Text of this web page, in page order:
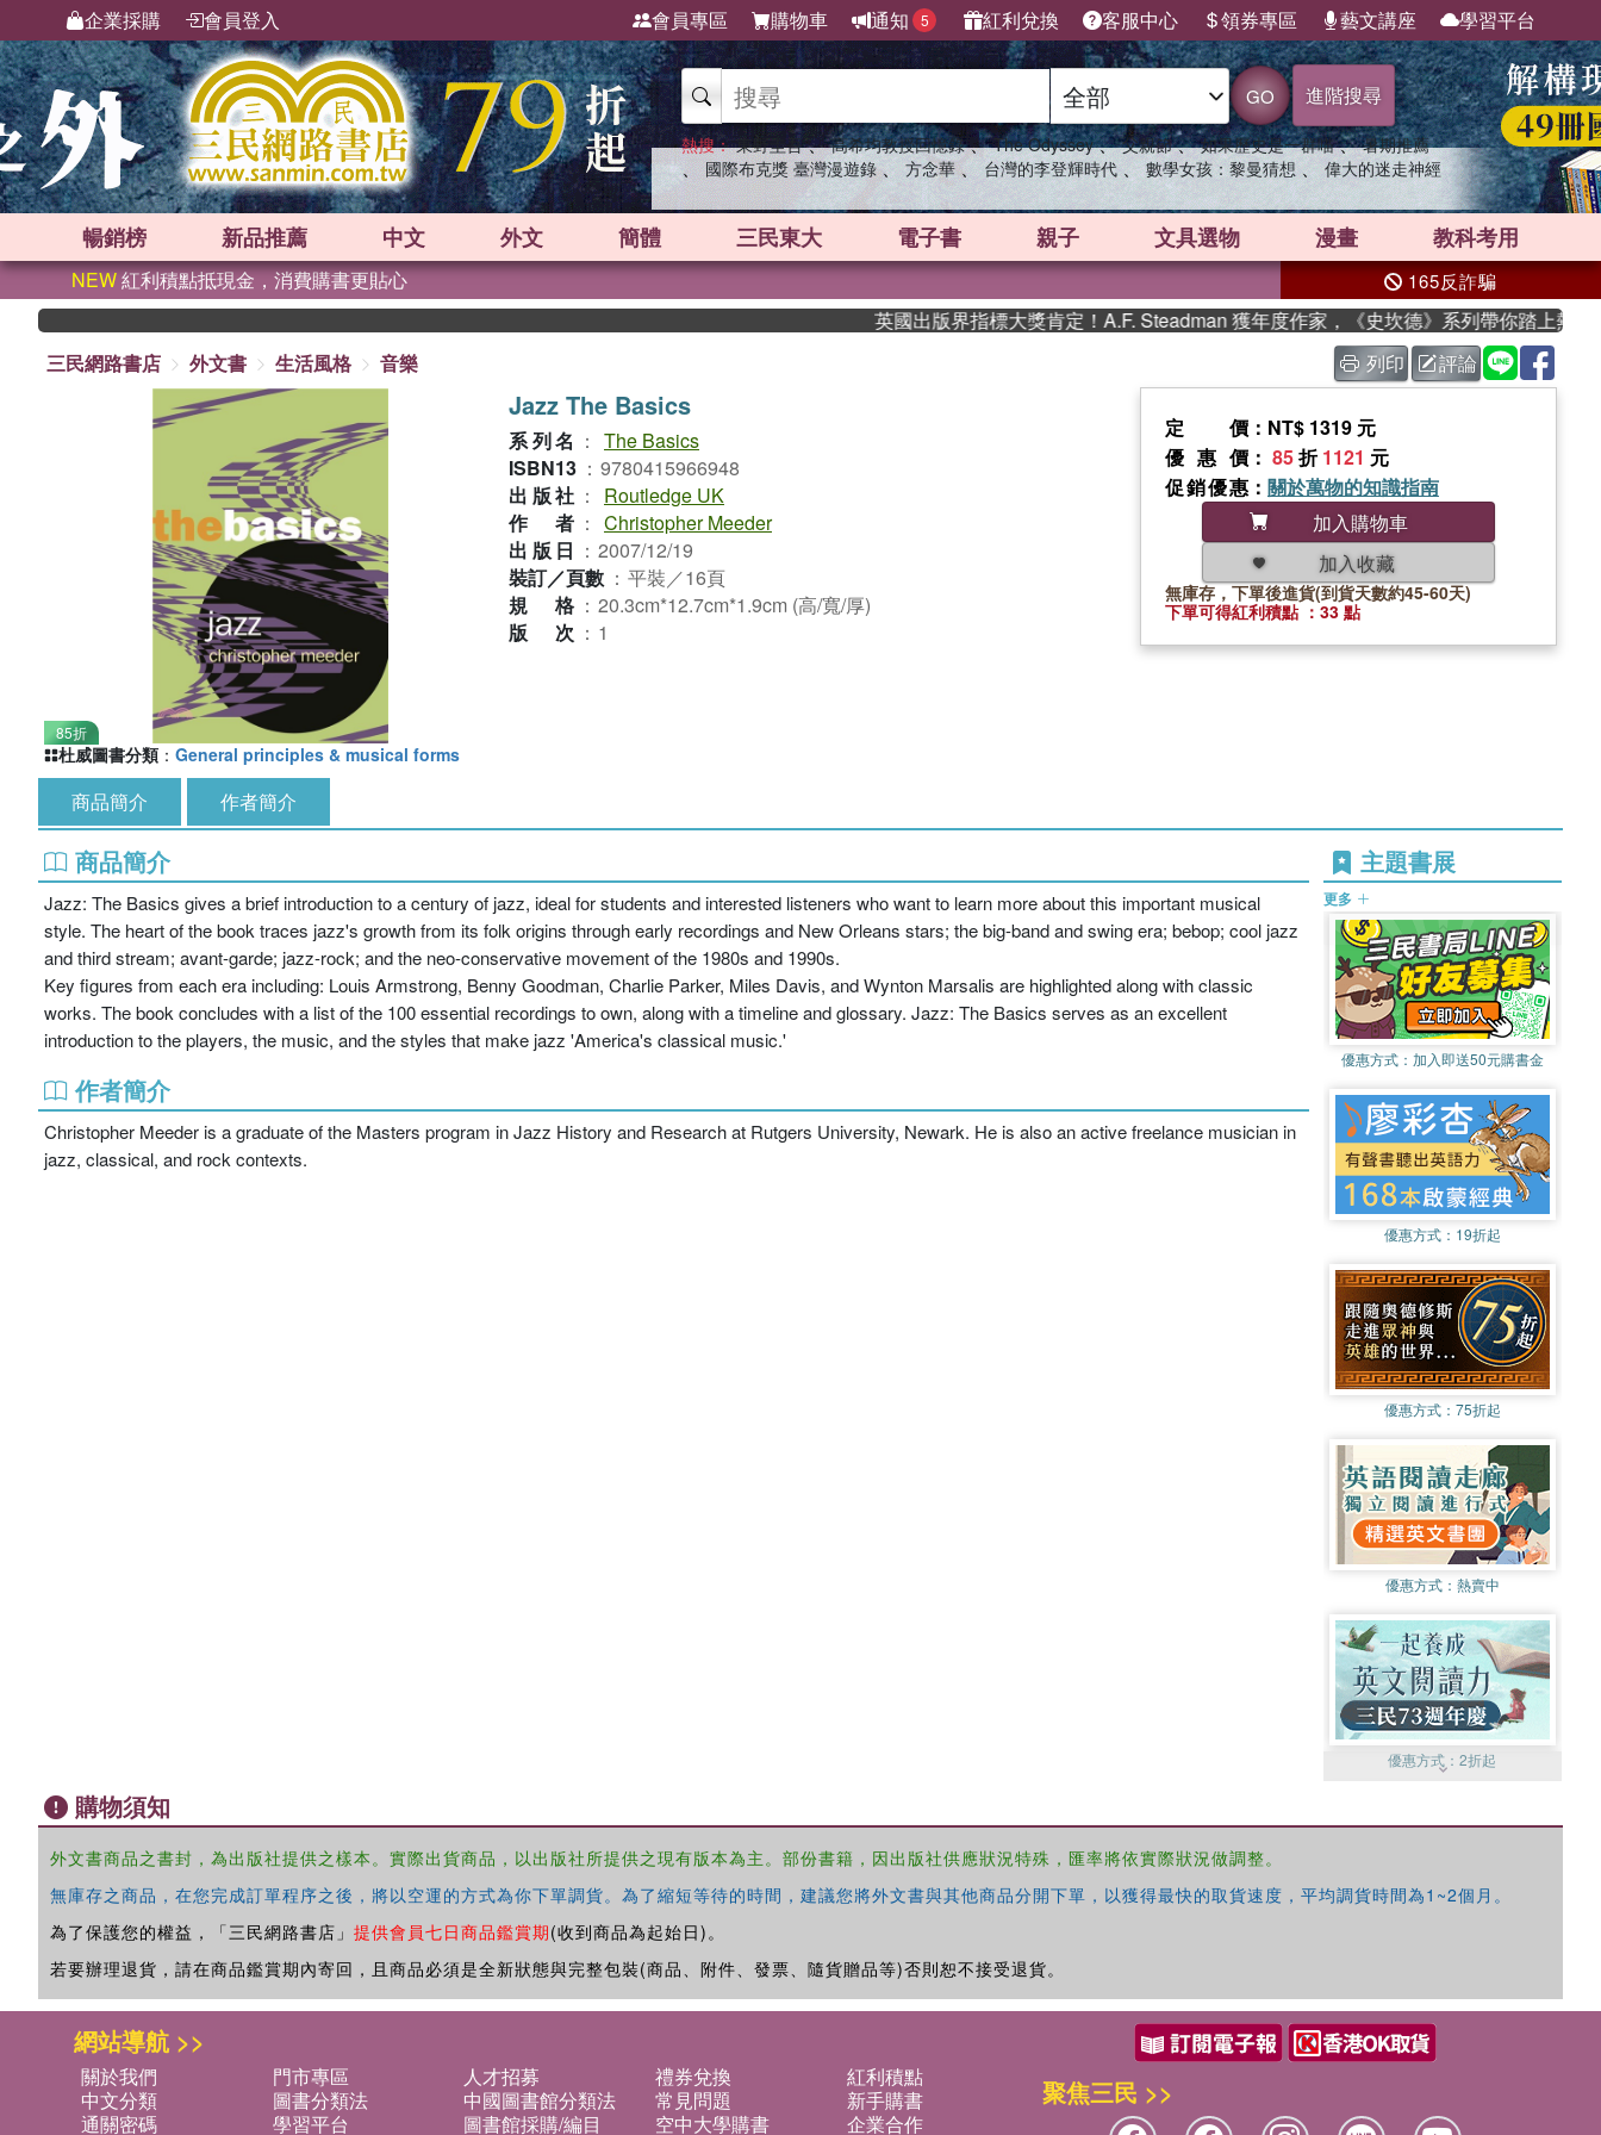
企業採購 會員登入 會員專區 購物車 通知 5 紅利兌換 客服中心 領券專區 藝文講座 學習平台
GO 進階搜尋
熱搜： 東野圭吾 、 高希均教授回憶錄 、 The Odyssey 、 父親節 、 如果歷史是一群喵 、 暑期推薦
、 國際布克獎 臺灣漫遊錄 、 方念華 、 台灣的李登輝時代 、 數學女孩：黎曼猜想 、 偉大的迷走神經
暢銷榜 新品推薦 中文 外文 簡體 三民東大 電子書 親子 文具選物 漫畫 教科考用
NEW紅利積點抵現金，消費購書更貼心 165反詐騙
英國出版界指標大獎肯定！A.F. Steadman 獲年度作家，《史坎德》系列帶你踏上熱血奇幻
三民網路書店
外文書 生活風格 音樂 列印 評論
85折
Jazz The Basics
系列名 ： The Basics
ISBN13 ： 9780415966948
出版社 ：
Routledge UK
作者 ： Christopher Meeder
出版日 ： 2007/12/19
裝訂／頁數 ： 平裝／16頁
規格 ： 20.3cm*12.7cm*1.9cm (高/寬/厚)
版次 ： 1
定價 ：NT$ 1319 元
優惠價 ： 85折1121 元
促銷優惠 ： 關於萬物的知識指南
加入購物車
加入收藏
無庫存，下單後進貨(到貨天數約45-60天)
下單可得紅利積點 ：33 點
杜威圖書分類 ： General principles & musical forms
商品簡介 作者簡介
商品簡介
Jazz: The Basics gives a brief introduction to a century of jazz, ideal for students and interested listeners who want to learn more about this important musical
style. The heart of the book traces jazz's growth from its folk origins through early recordings and New Orleans stars; the big-band and swing era; bebop; cool jazz
and third stream; avant-garde; jazz-rock; and the neo-conservative movement of the 1980s and 1990s.
Key figures from each era including: Louis Armstrong, Benny Goodman, Charlie Parker, Miles Davis, and Wynton Marsalis are highlighted along with classic
works. The book concludes with a list of the 100 essential recordings to own, along with a timeline and glossary. Jazz: The Basics serves as an excellent
introduction to the players, the music, and the styles that make jazz 'America's classical music.'
作者簡介
Christopher Meeder is a graduate of the Masters program in Jazz History and Research at Rutgers University, Newark. He is also an active freelance musician in
jazz, classical, and rock contexts.
主題書展
更多
優惠方式： 加入即送50元購書金
優惠方式： 19折起
優惠方式： 75折起
優惠方式： 熱賣中
優惠方式：2折起
購物須知
外文書商品之書封，為出版社提供之樣本。實際出貨商品，以出版社所提供之現有版本為主。部份書籍，因出版社供應狀況特殊，匯率將依實際狀況做調整。
無庫存之商品，在您完成訂單程序之後，將以空運的方式為你下單調貨。為了縮短等待的時間，建議您將外文書與其他商品分開下單，以獲得最快的取貨速度，平均調貨時間為1~2個月。
為了保護您的權益，「三民網路書店」 提供會員七日商品鑑賞期(收到商品為起始日)。
若要辦理退貨，請在商品鑑賞期內寄回，且商品必須是全新狀態與完整包裝(商品、附件、發票、隨貨贈品等)否則恕不接受退貨。
網站導航 >>
關於我們 門市專區 人才招募 禮券兌換
紅利積點
中文分類
圖書分類法 中國圖書館分類法 常見問題
新手購書
通關密碼
學習平台 圖書館採購/編目 空中大學購書
企業合作
聚焦三民 >>